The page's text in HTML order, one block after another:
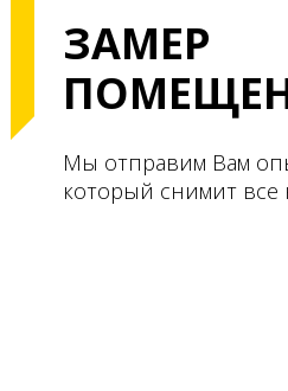
Мы отправим Вам
который снимит
ЗАМЕР